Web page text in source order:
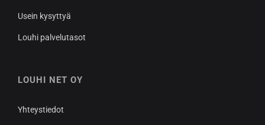
Usein kysyttyä
Louhi palvelutasot
LOUHI NET OY
Yhteystiedot